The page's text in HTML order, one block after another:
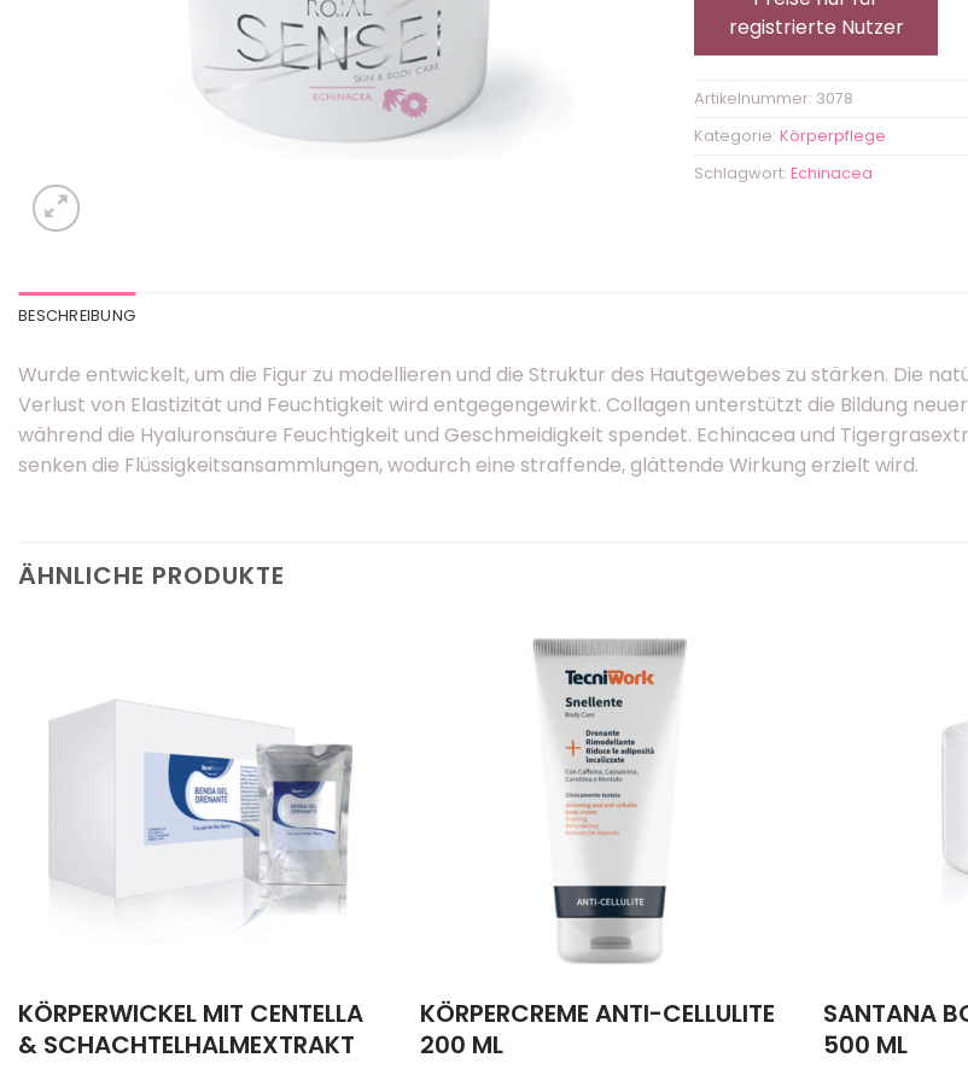
registrierte Nutzer
Artikelnummer: 3078
Kategorie: Körperpflege
Schlagwort: Echinacea
BESCHREIBUNG
Wurde entwickelt, um die Figur zu modellieren und die Struktur des Hautgewebes zu stärken. Die
Verlust von Elastizität und Feuchtigkeit wird entgegengewirkt. Collagen unterstützt die Bildung
während die Hyaluronsäure Feuchtigkeit und Geschmeidigkeit spendet. Echinacea und
senken die Flüssigkeitsansammlungen, wodurch eine straffende, glättende Wirkung erzielt wird.
ÄHNLICHE PRODUKTE
KÖRPERWICKEL MIT CENTELLA
& SCHACHTELHALMEXTRAKT
KÖRPERCREME ANTI-CELLULITE
200 ML
SANTANA
500 ML